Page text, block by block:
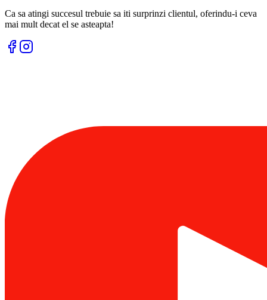
Ca sa atingi succesul trebuie sa iti surprinzi clientul, oferindu-i ceva
mai mult decat el se asteapta!